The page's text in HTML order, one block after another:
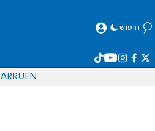
חיפוש
EN
RU
AR